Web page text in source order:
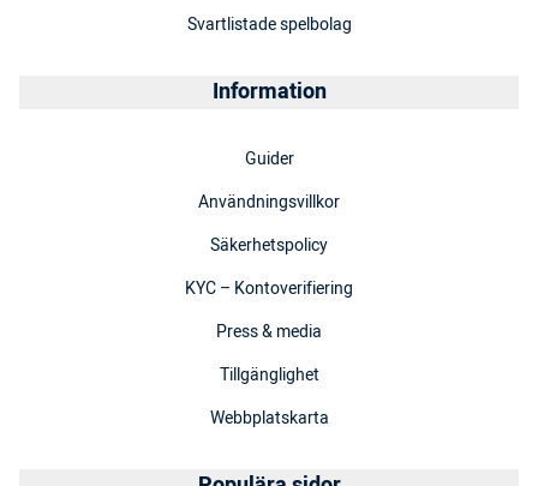
Svartlistade spelbolag
Information
Guider
Användningsvillkor
Säkerhetspolicy
KYC – Kontoverifiering
Press & media
Tillgänglighet
Webbplatskarta